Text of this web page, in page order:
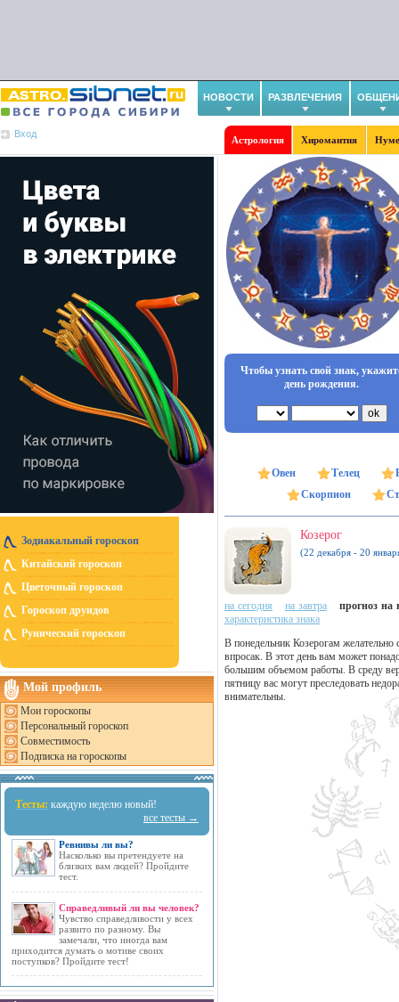
НОВОСТИ РАЗВЛЕЧЕНИЯ
Вход
Астрология Хиромантия
Зодиакальный гороскоп
Китайский гороскоп
Цветочный гороскоп
Гороскоп друидов
Рунический гороскоп
Мой профиль
Мои гороскопы
Персональный гороскоп
Совместимость
Подписка на гороскопы
Тесты: каждую неделю новый!
все тесты →
Ревнивы ли вы?
Насколько вы претендуете на
близких вам людей? Пройдите
тест.
Справедливый ли вы человек?
Чувство справедливости у всех
развито по разному. Вы
замечали, что иногда вам
приходится думать о мотиве своих
поступков? Пройдите тест!
Чтобы узнать свой знак,
день рождения.
Овен Телец
Скорпион
Козерог
(22 декабря - 20
на сегодня на завтра
прогноз на
характеристика знака
В понедельник Козерогам желательно
впросак. В этот день вам может
большим объемом работы. В среду
пятницу вас могут преследовать
внимательны.